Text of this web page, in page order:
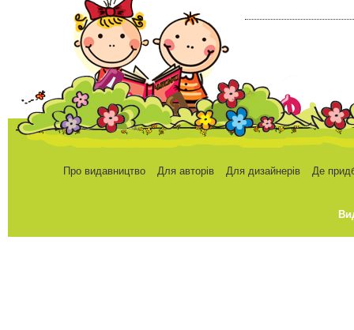
Про видавництво Для авторів Для дизайнерів Де